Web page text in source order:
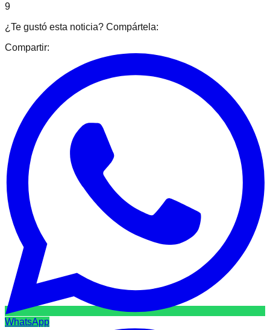
9
¿Te gustó esta noticia? Compártela:
Compartir:
WhatsApp